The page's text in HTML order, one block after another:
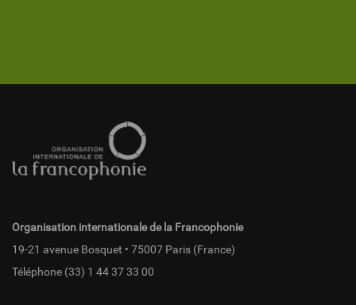
page
Organisation internationale de la Francophonie
19-21 avenue Bosquet • 75007 Paris (France)
Téléphone (33) 1 44 37 33 00